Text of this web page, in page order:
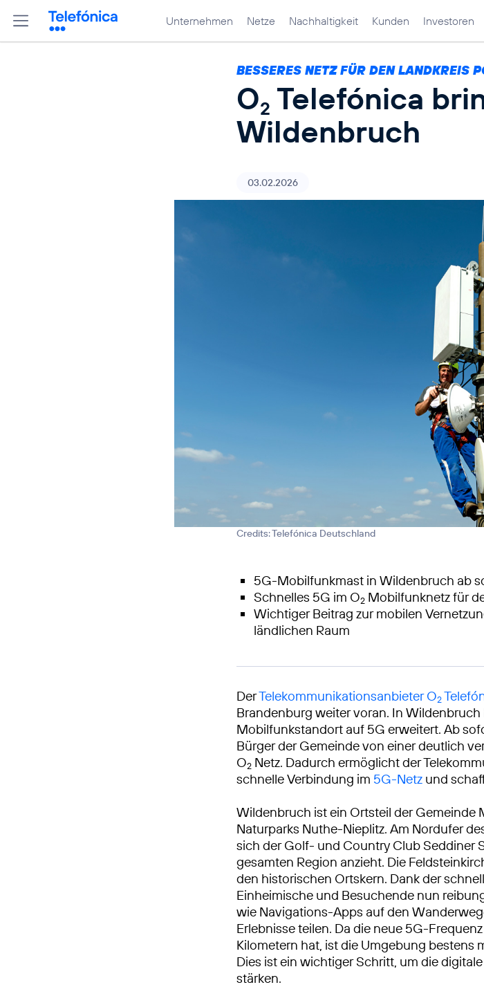
Unternehmen Netze Nachhaltigkeit Kunden Investoren
BESSERES NETZ FÜR DEN LANDKREIS
O2 Telefónica
Wildenbruch
03.02.2026
Credits: Telefónica Deutschland
5G-Mobilfunkmast in Wildenbruch ab
Schnelles 5G im O2 Mobilfunknetz für
Wichtiger Beitrag zur mobilen
ländlichen Raum
DerTelekommunikationsanbieter O2
Brandenburg weiter voran. In
Mobilfunkstandort auf 5G erweitert. Ab
Bürger der Gemeinde von einer deutlich
O2 Netz. Dadurch ermöglicht der
schnelle Verbindung im 5G-Netz und
Wildenbruch ist ein Ortsteil der Gemeinde
Naturparks Nuthe-Nieplitz. Am Nordufer
sich der Golf- und Country Club Seddiner
gesamten Region anzieht. Die
den historischen Ortskern. Dank der
Einheimische und Besuchende nun
wie Navigations-Apps auf den
Erlebnisse teilen. Da die neue 5G-
Kilometern hat, ist die Umgebung bestens
Dies ist ein wichtiger Schritt, um die
stärken.